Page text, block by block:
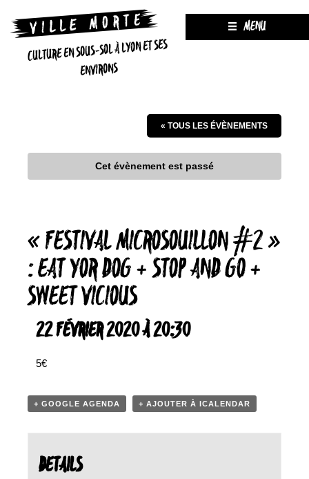
CULTURE EN SOUS-SOL À LYON ET SES
ENVIRONS
MENU
« TOUS LES ÉVÈNEMENTS
Cet évènement est passé
« FESTIVAL MICROSOUILLON #2 »
: EAT YOR DOG + STOP AND GO +
SWEET VICIOUS
22 FÉVRIER 2020 À 20:30
5€
+ GOOGLE AGENDA + AJOUTER À ICALENDAR
DETAILS